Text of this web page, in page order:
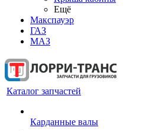
Ещё
Макспауэр
ГАЗ
МАЗ
Каталог запчастей
Карданные валы